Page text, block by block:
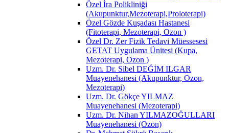
Özel İra Polikliniği
(Akupunktur,Mezoterapi,Proloterapi)
Özel Gözde Kuşadası Hastanesi
(Fitoterapi, Mezoterapi, Ozon )
Özel Dr. Zer Fizik Tedavi Müessesesi
GETAT Uygulama Ünitesi (Kupa,
Mezoterapi, Ozon )
Uzm. Dr. Sibel DEĞİM ILGAR
Muayenehanesi (Akupunktur, Ozon,
Mezoterapi)
Uzm. Dr. Gökçe YILMAZ
Muayenehanesi (Mezoterapi)
Uzm. Dr. Nihan YILMAZOĞULLARI
Muayenehanesi (Ozon)